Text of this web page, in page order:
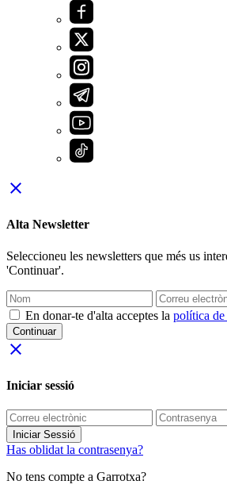
close
Alta Newsletter
Seleccioneu les newsletters que més us
'Continuar'.
En donar-te d'alta acceptes la política
Continuar
close
Iniciar sessió
Iniciar Sessió
Has oblidat la contrasenya?
No tens compte a Garrotxa?